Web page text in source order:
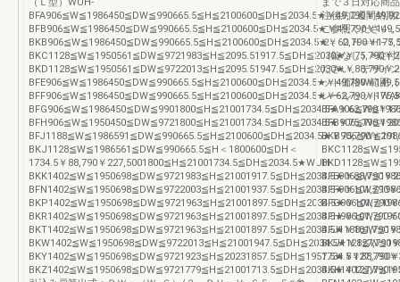
BFA906≦W≦1986450≦DW≦990665.5≦H≦2100600≦DH≦2034.5★￥49,790￥
BFB906≦W≦1986450≦DW≦990665.5≦H≦2100600≦DH≦2034.5★￥49,790￥
BKB906≦W≦1986450≦DW≦990665.5≦H≦2100600≦DH≦2034.5★￥62,790￥
BKC1128≦W≦1950561≦DW≦9721983≦H≦2095.51917.5≦DH≦2030★￥75,790￥
BKD1128≦W≦1950561≦DW≦9722013≦H≦2095.51947.5≦DH≦2030★￥88,790￥
BFE906≦W≦1986450≦DW≦990665.5≦H≦2100600≦DH≦2034.5★￥49,790￥
BFF906≦W≦1986450≦DW≦990665.5≦H≦2100600≦DH≦2034.5★￥62,790￥
BFG906≦W≦1986450≦DW≦9901800≦H≦21001734.5≦DH≦2034.5★￥62,790￥
BFH906≦W≦1950450≦DW≦9721800≦H≦21001734.5≦DH≦2034.5★￥75,790￥
BFJ1188≦W≦1986591≦DW≦990665.5≦H≦2100600≦DH≦2034.5★￥75,790￥
BKJ1128≦W≦1986561≦DW≦990665.5≦H＜1800600≦DH＜
1734.5￥88,790￥227,5001800≦H≦21001734.5≦DH≦2034.5★WUH-
BKK1402≦W≦1950698≦DW≦9721983≦H≦21001917.5≦DH≦2034.5★￥88,790￥
BFN1402≦W≦1950698≦DW≦9722003≦H≦21001937.5≦DH≦2034.5★￥101,790￥
BKP1402≦W≦1950698≦DW≦9721963≦H≦21001897.5≦DH≦2034.5★￥101,790￥
BKR1402≦W≦1950698≦DW≦9721963≦H≦21001897.5≦DH≦2034.5★￥101,790￥
BKT1402≦W≦1950698≦DW≦9721963≦H≦21001897.5≦DH≦2034.5★￥101,790￥
BKW1402≦W≦1950698≦DW≦9722013≦H≦21001947.5≦DH≦2034.5★￥127,790
BKY1402≦W≦1950698≦DW≦9721923≦H≦20231857.5≦DH≦1957.5★￥127,790￥
BKZ1402≦W≦1950698≦DW≦9721779≦H≦21001713.5≦DH≦2034.5★￥127,790￥
注後約2週間納期
ご参照ください
２、ＤＨ＝Ｈ−７
（錠なし）※錠付
ださい。デザイ
ット価格W範囲
レールセット
1734.5￥88,790